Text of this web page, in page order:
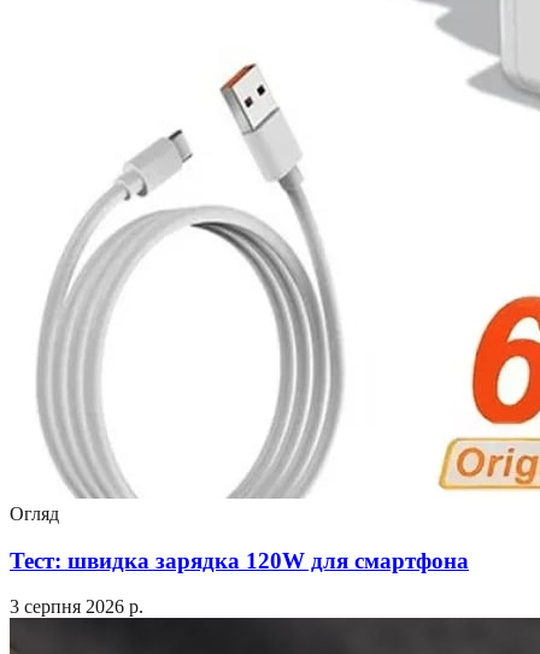
Огляд
Тест: швидка зарядка 120W для смартфона
3 серпня 2026 р.